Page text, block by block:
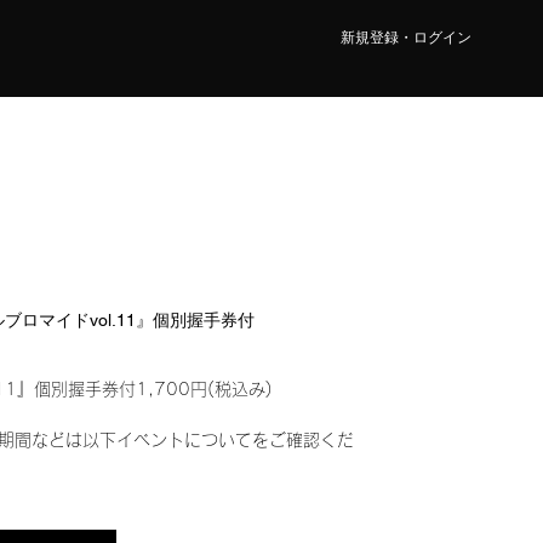
新規登録・ログイン
ロマイドvol.11』個別握手券付
』個別握手券付1,700円(税込み)
間などは以下イベントについてをご確認くだ